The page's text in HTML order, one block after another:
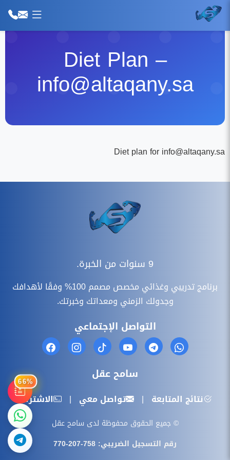
66%
Diet Plan –
info@altaqany.sa
Diet plan for info@altaqany.sa
9 سنوات من الخبرة.
برنامج تدريبي وغذائي مخصص مصمم 100% وفقًا لأهدافك
وجدولك الزمني ومعداتك وخبرتك.
التواصل الإجتماعي
سامح عقل
نتائج المتابعة | تواصل معي | الاشتراك
© جميع الحقوق محفوظة لدى سامح عقل
رقم التسجيل الضريبي: 758-207-770